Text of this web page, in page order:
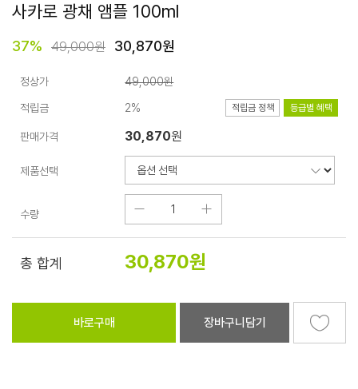
사카로 광채 앰플 100ml
37% 49,000원 30,870원
정상가 49,000원
적립금 2% 적립금 정책 등급별 혜택
판매가격 30,870원
제품선택
수량
총 합계 30,870원
바로구매 장바구니담기